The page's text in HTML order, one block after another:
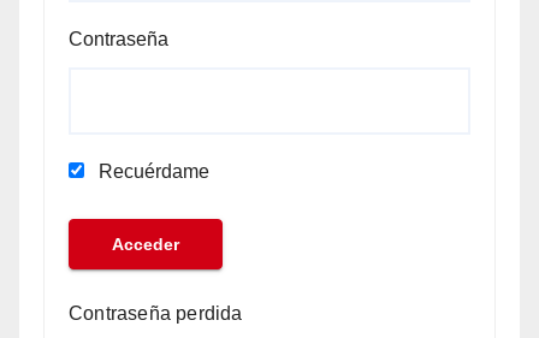
Contraseña
Recuérdame
Contraseña perdida